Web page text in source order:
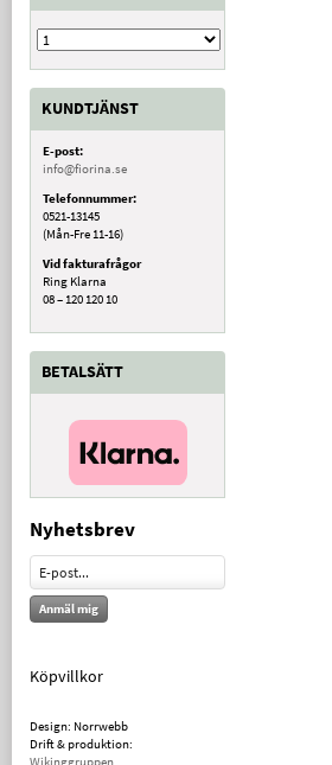
KUNDTJÄNST
E-post:
info@fiorina.se
Telefonnummer:
0521-13145
(Mån-Fre 11-16)
Vid fakturafrågor
Ring Klarna
08 – 120 120 10
BETALSÄTT
Nyhetsbrev
Anmäl mig
Köpvillkor
Design: Norrwebb
Drift & produktion:
Wikinggruppen